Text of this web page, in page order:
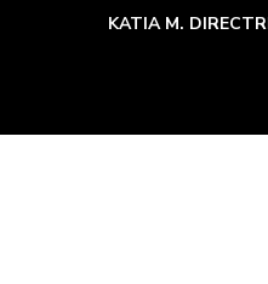
KATIA M.